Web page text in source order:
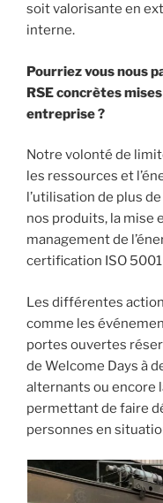
soit valorisante en
interne.
Pourriez vous nous
RSE concrètes
entreprise ?
Notre volonté de
les ressources et
l’utilisation de plus
nos produits, la mise
management de
certification ISO
Les différentes
comme les
portes ouvertes
de Welcome Days à
alternants ou encore
permettant de faire
personnes en